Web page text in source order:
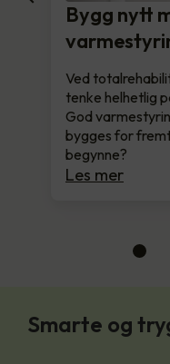
Bygg nytt
Ved
tenke helhetlig
God
bygges for
begynne?
Les mer
Smarte og